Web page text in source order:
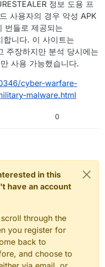
정보 도용 프
사용자의 경우 악성 APK
번들로 제공되는
합니다. 이 사이트는
주장하지만 분석 당시에는
사용 가능했습니다.
cyber-warfare-
malware.html
0
in this
have an account
through the
you register for
back to
and choose to